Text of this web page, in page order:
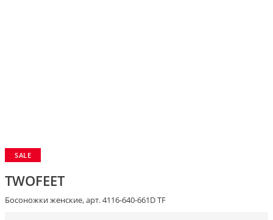
SALE
TWOFEET
Босоножки женские, арт. 4116-640-661D TF